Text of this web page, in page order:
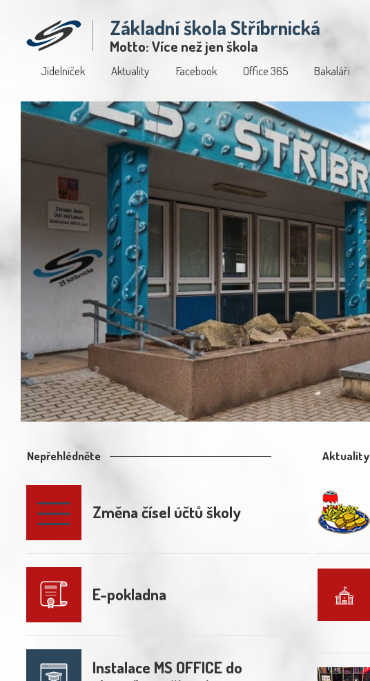
Základní škola Stříbrnická
Motto: Více než jen škola
Jídelníček Aktuality Facebook Office 365 Bakaláři
Nepřehlédněte
Změna čísel účtů školy
E-pokladna
Instalace MS OFFICE do
Aktuality